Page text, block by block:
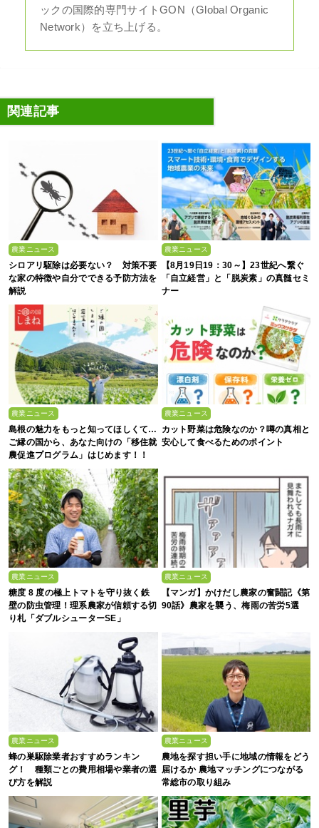
ックの国際的専門サイトGON（Global Organic
Network）を立ち上げる。
関連記事
農業ニュース
シロアリ駆除は必要ない？ 対策不要
な家の特徴や自分でできる予防方法を
解説
農業ニュース
【8月19日19：30～】23世紀へ繋ぐ
「自立経営」と「脱炭素」の真髄セミ
ナー
農業ニュース
島根の魅力をもっと知ってほしくて…
ご縁の国から、あなた向けの「移住就
農促進プログラム」はじめます！！
農業ニュース
カット野菜は危険なのか？噂の真相と
安心して食べるためのポイント
農業ニュース
糖度 8 度の極上トマトを守り抜く鉄
壁の防虫管理！理系農家が信頼する切
り札「ダブルシューターSE」
農業ニュース
【マンガ】かけだし農家の奮闘記《第
90話》農家を襲う、梅雨の苦労5選
農業ニュース
蜂の巣駆除業者おすすめランキン
グ！ 種類ごとの費用相場や業者の選
び方を解説
農業ニュース
農地を探す担い手に地域の情報をどう
届けるか 農地マッチングにつながる
常総市の取り組み